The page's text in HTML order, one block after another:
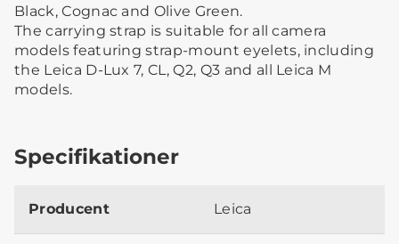
Black, Cognac and Olive Green.
The carrying strap is suitable for all camera
models featuring strap-mount eyelets, including
the Leica D-Lux 7, CL, Q2, Q3 and all Leica M
models.
Specifikationer
Producent Leica